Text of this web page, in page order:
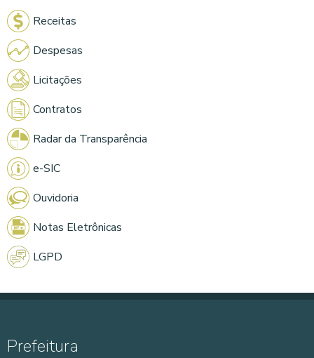
Receitas
Despesas
Licitações
Contratos
Radar da Transparência
e-SIC
Ouvidoria
Notas Eletrônicas
LGPD
Prefeitura